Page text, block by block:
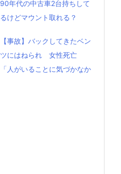
90年代の中古車2台持ちして
るけどマウント取れる？
【事故】バックしてきたベン
ツにはねられ 女性死亡
「人がいることに気づかなか